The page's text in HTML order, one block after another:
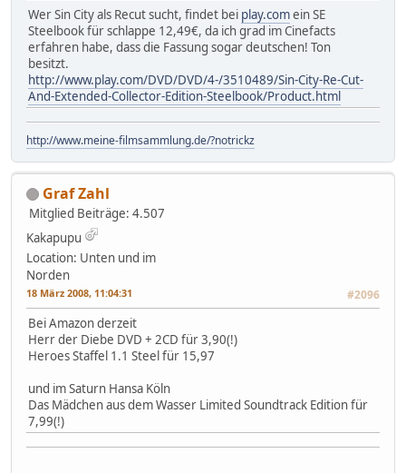
Wer Sin City als Recut sucht, findet bei play.comein SE
Steelbook für schlappe 12,49€, da ich grad im Cinefacts
erfahren habe, dass die Fassung sogar deutschen! Ton
besitzt.
http://www.play.com/DVD/DVD/4-/3510489/Sin-City-Re-Cut-
And-Extended-Collector-Edition-Steelbook/Product.html
http://www.meine-filmsammlung.de/?notrickz
Graf Zahl
Mitglied Beiträge: 4.507
Kakapupu
Location: Unten und im
Norden
18 März 2008, 11:04:31 #2096
Bei Amazon derzeit
Herr der Diebe DVD + 2CD für 3,90(!)
Heroes Staffel 1.1 Steel für 15,97
und im Saturn Hansa Köln
Das Mädchen aus dem Wasser Limited Soundtrack Edition für
7,99(!)